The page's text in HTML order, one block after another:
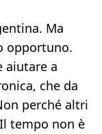
Ma
opportuno.
aiutare a
che da
perché altri
tempo non è